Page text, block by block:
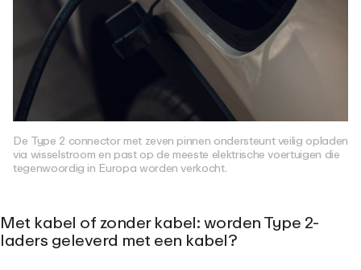
De Type 2 connector met zeven pinnen ondersteunt veilig opladen
via wisselstroom en past op de meeste elektrische voertuigen die
tegenwoordig in Europa worden verkocht.
Met kabel of zonder kabel: worden Type 2-
laders geleverd met een kabel?